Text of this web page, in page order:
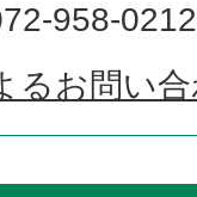
958-0212
るお問い